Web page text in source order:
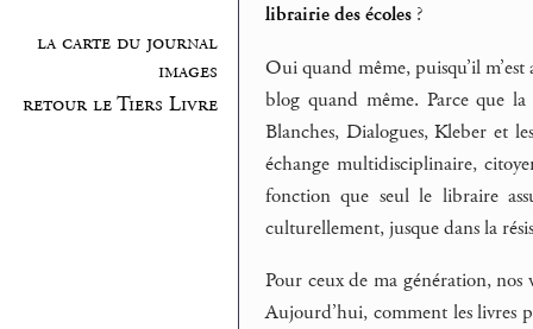
la carte du journal
images
retour le Tiers Livre
librairie des écoles ?
Oui quand même, puisqu’il
blog quand même. Parce que
Blanches, Dialogues, Kleber et
échange multidisciplinaire,
fonction que seul le libraire
culturellement, jusque dans la
Pour ceux de ma génération,
Aujourd’hui, comment les livres